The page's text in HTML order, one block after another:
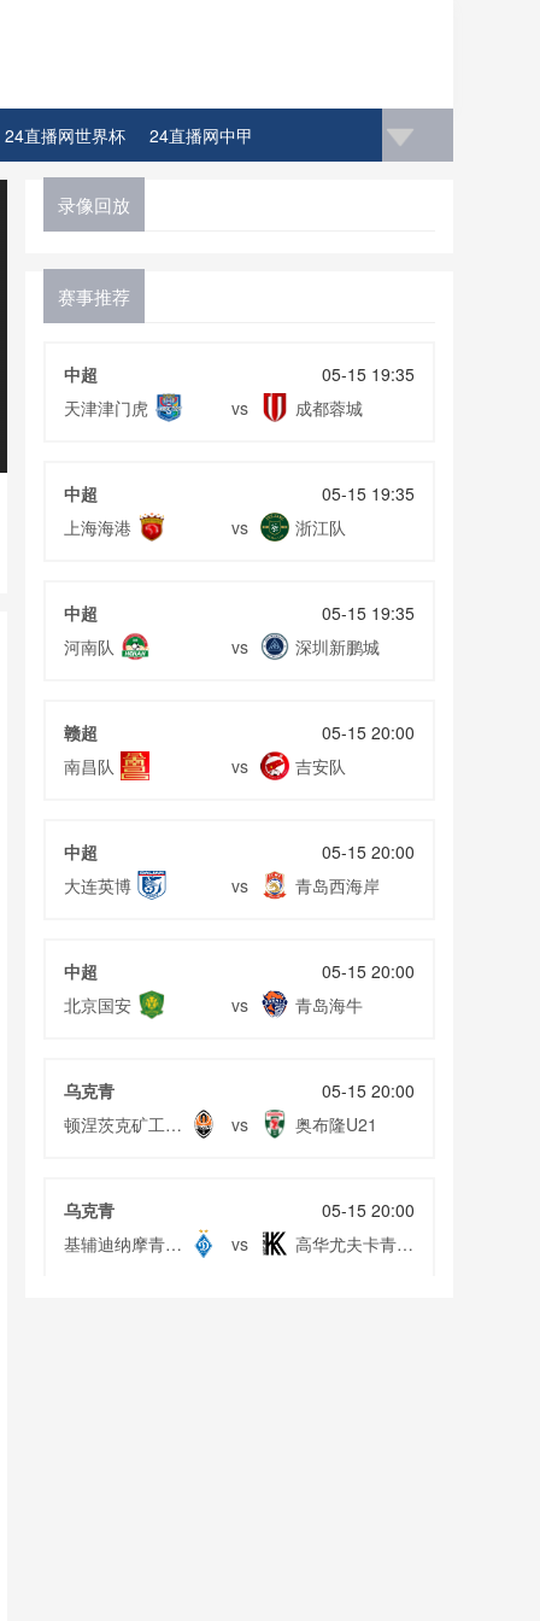
24直播网世界杯 24直播网中甲
录像回放
赛事推荐
中超
05-15 19:35
天津津门虎
vs 成都蓉城
中超
05-15 19:35
上海海港
vs 浙江队
中超
05-15 19:35
河南队
vs 深圳新鹏城
赣超
05-15 20:00
南昌队
vs 吉安队
中超
05-15 20:00
大连英博
vs 青岛西海岸
中超
05-15 20:00
北京国安
vs 青岛海牛
乌克青
05-15 20:00
顿涅茨克矿工青
vs 奥布隆U21
乌克青
05-15 20:00
基辅迪纳摩青年
vs
高华尤夫卡青年